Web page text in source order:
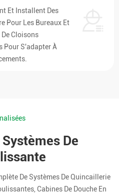
Et Installent Des
Pour Les Bureaux Et
Cloisons
Pour S'adapter À
De
De Systèmes De Quincaillerie
Cabines De Douche En